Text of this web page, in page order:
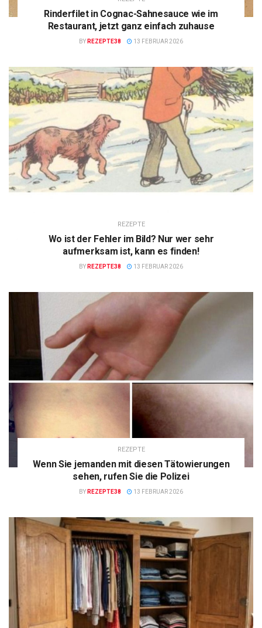
Rinderfilet in Cognac-Sahnesauce wie im
Restaurant, jetzt ganz einfach zuhause
BY REZEPTE38 13 FEBRUAR 2026
REZEPTE
Wo ist der Fehler im Bild? Nur wer sehr
aufmerksam ist, kann es finden!
BY REZEPTE38 13 FEBRUAR 2026
REZEPTE
Wenn Sie jemanden mit diesen Tätowierungen
sehen, rufen Sie die Polizei
BY REZEPTE38 13 FEBRUAR 2026